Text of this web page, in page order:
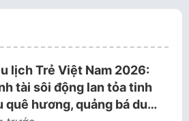
lịch Trẻ Việt Nam 2026:
tài sôi động lan tỏa tinh
quê hương, quảng bá du…